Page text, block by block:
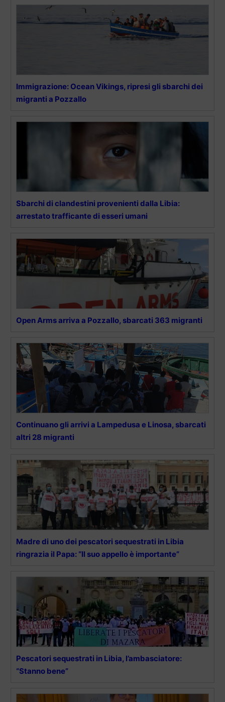
Immigrazione: Ocean Vikings, ripresi gli sbarchi dei
migranti a Pozzallo
Sbarchi di clandestini provenienti dalla Libia:
arrestato trafficante di esseri umani
Open Arms arriva a Pozzallo, sbarcati 363 migranti
Continuano gli arrivi a Lampedusa e Linosa, sbarcati
altri 28 migranti
Madre di uno dei pescatori sequestrati in Libia
ringrazia il Papa: “Il suo appello è importante”
Pescatori sequestrati in Libia, l’ambasciatore:
“Stanno bene”